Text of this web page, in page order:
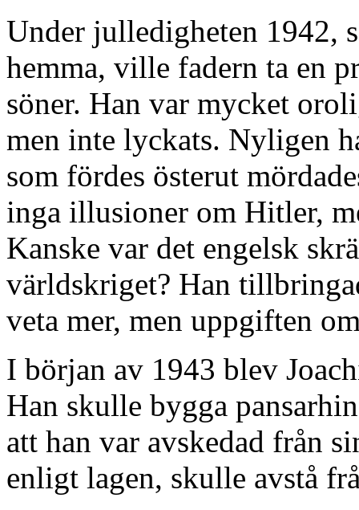
Under julledigheten 1942,
hemma, ville fadern ta en
söner. Han var mycket
men inte lyckats. Nyligen
som fördes österut
inga illusioner om Hitler,
Kanske var det engelsk
världskriget? Han
veta mer, men uppgiften
I början av 1943 blev
Han skulle bygga
att han var avskedad från
enligt lagen, skulle avstå